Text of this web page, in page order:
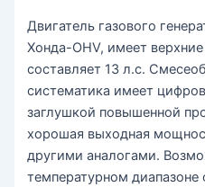
Двигатель газового
Хонда-OHV, имеет
составляет 13 л.с.
систематика имеет
заглушкой повышенной
хорошая выходная
другими аналогами.
температурном